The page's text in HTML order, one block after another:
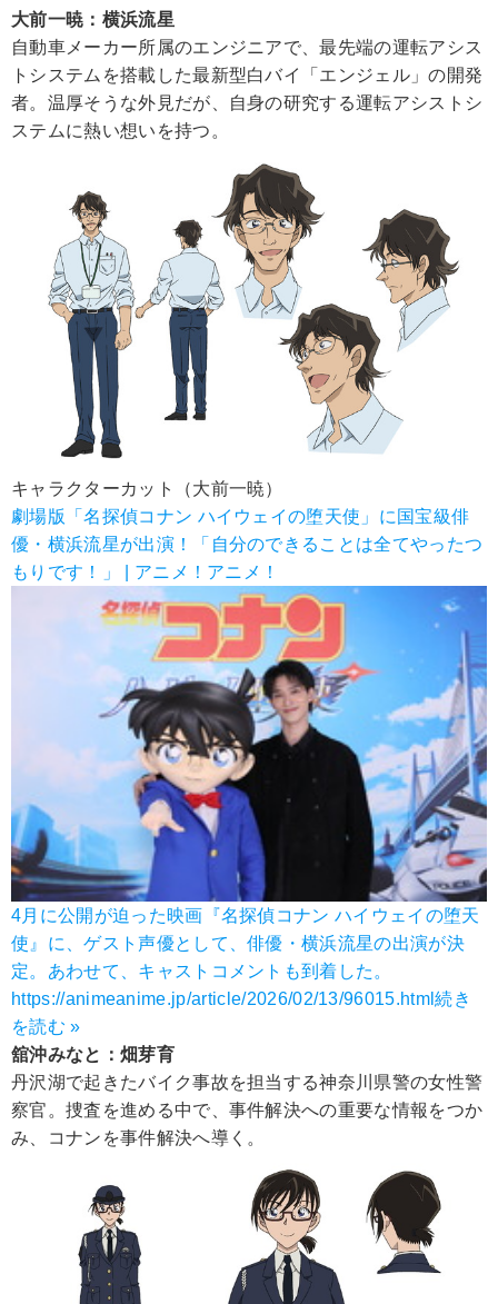
大前一暁：横浜流星
自動車メーカー所属のエンジニアで、最先端の運転アシス
トシステムを搭載した最新型白バイ「エンジェル」の開発
者。温厚そうな外見だが、自身の研究する運転アシストシ
ステムに熱い想いを持つ。
キャラクターカット（大前一暁）
劇場版「名探偵コナン ハイウェイの堕天使」に国宝級俳
優・横浜流星が出演！「自分のできることは全てやったつ
もりです！」 | アニメ！アニメ！
4月に公開が迫った映画『名探偵コナン ハイウェイの堕天
使』に、ゲスト声優として、俳優・横浜流星の出演が決
定。あわせて、キャストコメントも到着した。
https://animeanime.jp/article/2026/02/13/96015.html続き
を読む »
舘沖みなと：畑芽育
丹沢湖で起きたバイク事故を担当する神奈川県警の女性警
察官。捜査を進める中で、事件解決への重要な情報をつか
み、コナンを事件解決へ導く。